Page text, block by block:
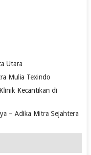
Utara
Mulia Texindo
Kecantikan di
– Adika Mitra Sejahtera